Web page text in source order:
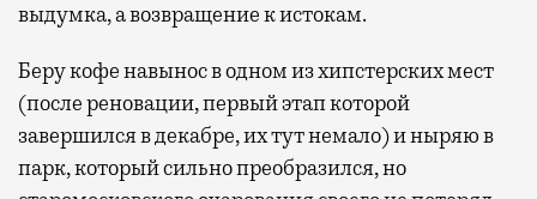
выдумка, а возвращение к истокам.
Беру кофе навынос в одном из хипстерских мест
(после реновации, первый этап которой
завершился в декабре, их тут немало) и ныряю в
парк, который сильно преобразился, но